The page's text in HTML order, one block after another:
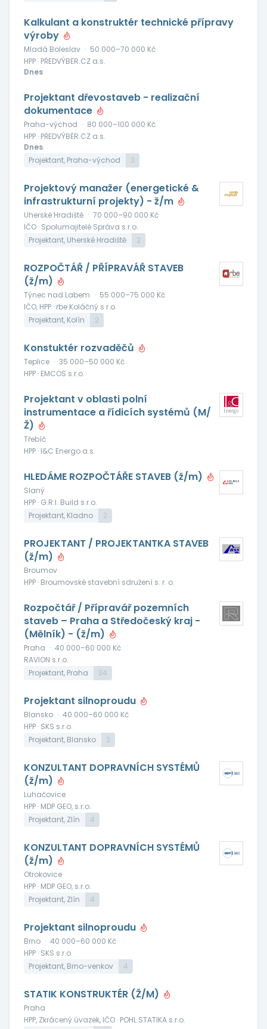
Kalkulant a konstruktér technické přípravy
výroby
Mladá Boleslav · 50 000–70 000 Kč
HPP · PŘEDVÝBĚR.CZ a.s.
Dnes
Projektant dřevostaveb - realizační
dokumentace
Praha-východ · 80 000–100 000 Kč
HPP · PŘEDVÝBĚR.CZ a.s.
Dnes
Projektant, Praha-východ
3
Projektový manažer (energetické &
infrastrukturní projekty) - ž/m
Uherské Hradiště · 70 000–90 000 Kč
IČO · Spolumajitelé Správa s.r.o.
Projektant, Uherské Hradiště
2
ROZPOČTÁŘ / PŘÍPRAVÁŘ STAVEB
(ž/m)
Týnec nad Labem · 55 000–75 000 Kč
IČO, HPP · rbe Koláčný s r.o.
Projektant, Kolín
2
Konstuktér rozvaděčů
Teplice · 35 000–50 000 Kč
HPP · EMCOS s.r.o.
Projektant v oblasti polní
instrumentace a řídicích systémů (M/
Ž)
Třebíč
HPP · I&C Energo a.s.
HLEDÁME ROZPOČTÁŘE STAVEB (ž/m)
Slaný
HPP · G.R.I. Build s.r.o.
Projektant, Kladno
2
PROJEKTANT / PROJEKTANTKA STAVEB
(ž/m)
Broumov
HPP · Broumovské stavební sdružení s. r. o.
Rozpočtář / Přípravář pozemních
staveb – Praha a Středočeský kraj -
(Mělník) - (ž/m)
Praha · 40 000–60 000 Kč
RAVION s.r.o.
Projektant, Praha
34
Projektant silnoproudu
Blansko · 40 000–60 000 Kč
HPP · SKS s.r.o.
Projektant, Blansko
2
KONZULTANT DOPRAVNÍCH SYSTÉMŮ
(ž/m)
Luhačovice
HPP · MDP GEO, s.r.o.
Projektant, Zlín
4
KONZULTANT DOPRAVNÍCH SYSTÉMŮ
(ž/m)
Otrokovice
HPP · MDP GEO, s.r.o.
Projektant, Zlín
4
Projektant silnoproudu
Brno · 40 000–60 000 Kč
HPP · SKS s.r.o.
Projektant, Brno-venkov
4
STATIK KONSTRUKTÉR (Ž/M)
Praha
HPP, Zkrácený úvazek, IČO · POHL STATIKA s.r.o.